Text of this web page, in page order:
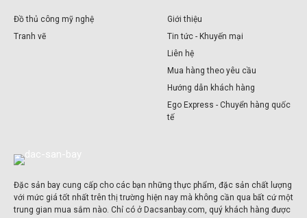
Đồ thủ công mỹ nghệ
Tranh vẽ
Giới thiệu
Tin tức - Khuyến mại
Liên hệ
Mua hàng theo yêu cầu
Hướng dẫn khách hàng
Ego Express - Chuyển hàng quốc
tế
Đặc sản bay cung cấp cho các bạn những thực phẩm, đặc sản chất lượng
với mức giá tốt nhất trên thị trường hiện nay mà không cần qua bất cứ một
trung gian mua sắm nào. Chỉ có ở Dacsanbay.com, quý khách hàng được